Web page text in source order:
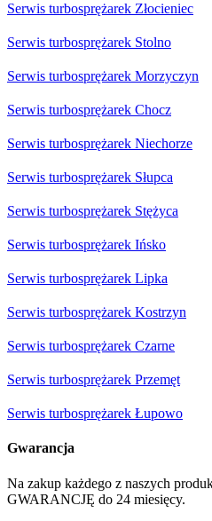
Serwis turbosprężarek Złocieniec
Serwis turbosprężarek Stolno
Serwis turbosprężarek Morzyczyn
Serwis turbosprężarek Chocz
Serwis turbosprężarek Niechorze
Serwis turbosprężarek Słupca
Serwis turbosprężarek Stężyca
Serwis turbosprężarek Ińsko
Serwis turbosprężarek Lipka
Serwis turbosprężarek Kostrzyn
Serwis turbosprężarek Czarne
Serwis turbosprężarek Przemęt
Serwis turbosprężarek Łupowo
Gwarancja
Na zakup każdego z naszych
GWARANCJĘ do 24 miesięcy.